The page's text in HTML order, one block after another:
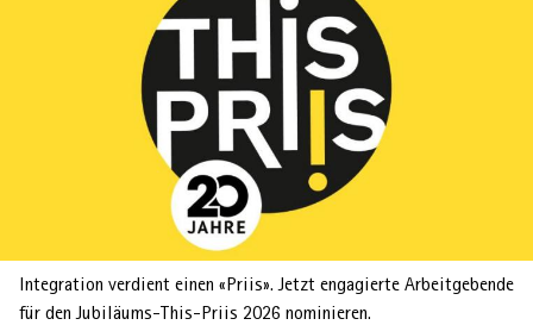
Schliessen
Integration verdient einen «Priis». Jetzt engagierte Arbeitgebende
für den Jubiläums-This-Priis 2026 nominieren.